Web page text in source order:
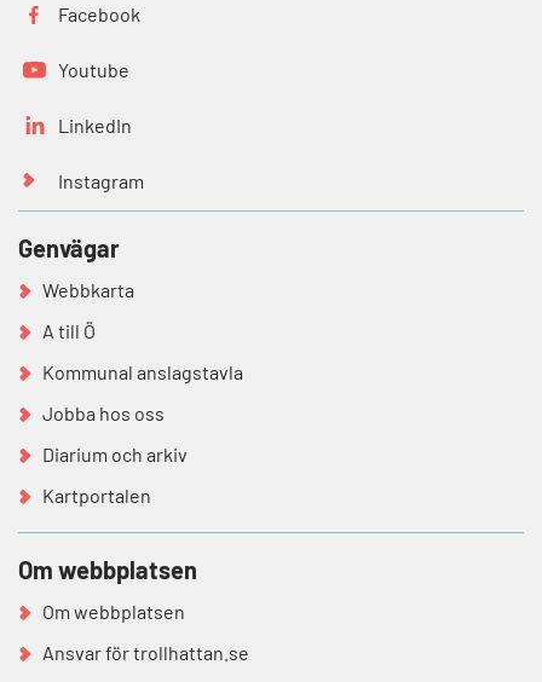
Facebook
Youtube
LinkedIn
Instagram
Genvägar
Webbkarta
A till Ö
Kommunal anslagstavla
Jobba hos oss
Diarium och arkiv
Kartportalen
Om webbplatsen
Om webbplatsen
Ansvar för trollhattan.se